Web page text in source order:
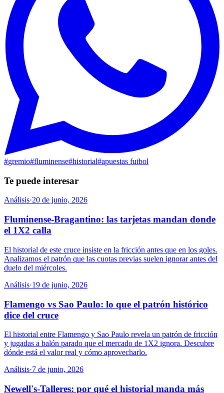
#gremio#fluminense#historial#apuestas futbol
Te puede interesar
Análisis·20 de junio, 2026
Fluminense-Bragantino: las tarjetas mandan donde
el 1X2 calla
El historial de este cruce insiste en la fricción antes que en los goles.
Analizamos el patrón que las cuotas previas suelen ignorar antes del
duelo del miércoles.
Análisis·19 de junio, 2026
Flamengo vs Sao Paulo: lo que el patrón histórico
dice del cruce
El historial entre Flamengo y Sao Paulo revela un patrón de fricción
y jugadas a balón parado que el mercado de 1X2 ignora. Descubre
dónde está el valor real y cómo aprovecharlo.
Análisis·7 de junio, 2026
Newell's-Talleres: por qué el historial manda más